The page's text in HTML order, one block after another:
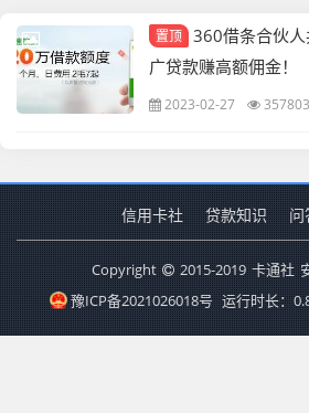
置顶 360借条合伙
广贷款赚高额佣金！
2023-02-27
信用卡社 贷款知识 问
Copyright 2015-2019 卡通社
豫ICP备2021026018号 运行时长：